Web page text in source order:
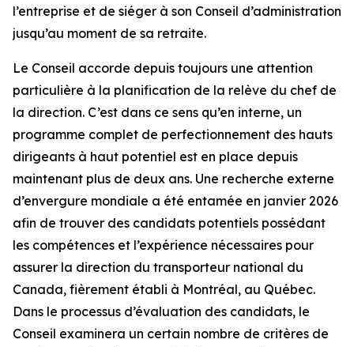
l’entreprise et de siéger à son Conseil d’administration
jusqu’au moment de sa retraite.
Le Conseil accorde depuis toujours une attention
particulière à la planification de la relève du chef de
la direction. C’est dans ce sens qu’en interne, un
programme complet de perfectionnement des hauts
dirigeants à haut potentiel est en place depuis
maintenant plus de deux ans. Une recherche externe
d’envergure mondiale a été entamée en janvier 2026
afin de trouver des candidats potentiels possédant
les compétences et l’expérience nécessaires pour
assurer la direction du transporteur national du
Canada, fièrement établi à Montréal, au Québec.
Dans le processus d’évaluation des candidats, le
Conseil examinera un certain nombre de critères de